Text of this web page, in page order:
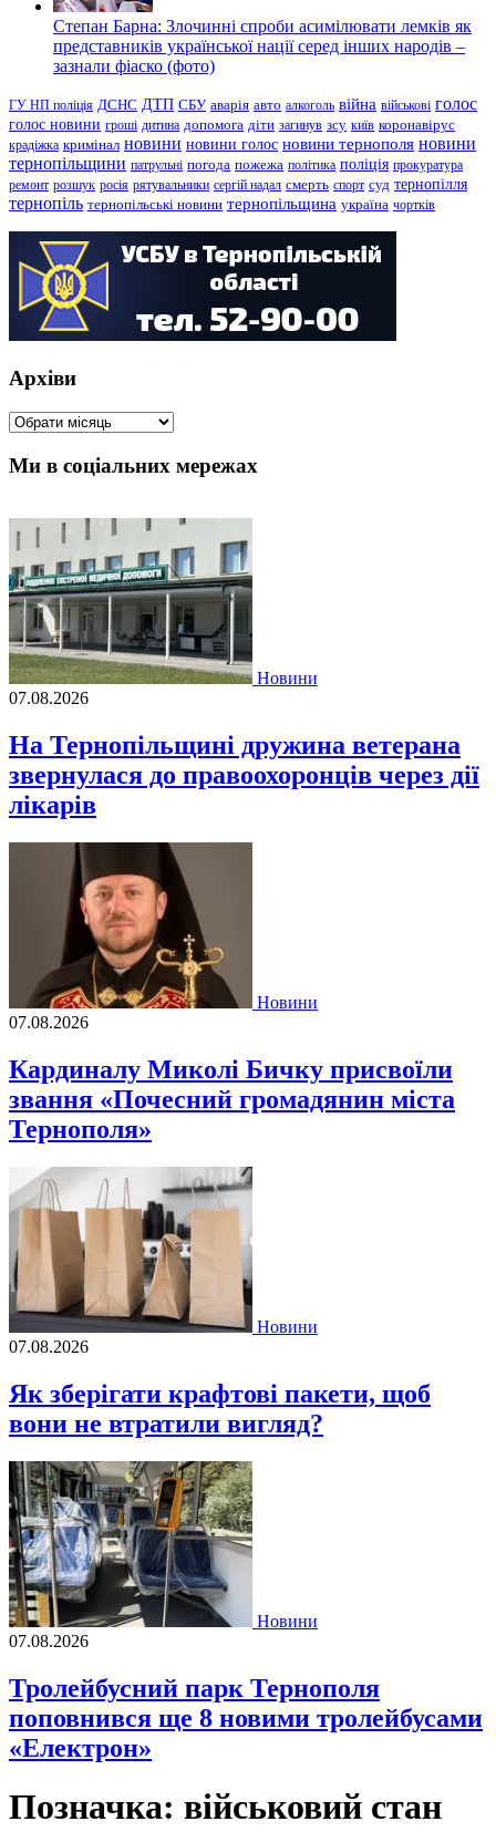
Степан Барна: Злочинні спроби асимілювати лемків як
представників української нації серед інших народів –
зазнали фіаско (фото)
ГУ НП поліція ДСНС ДТП СБУ аварія авто алкоголь війна військові голос
голос новини гроші дитина допомога діти загинув зсу київ коронавірус
крадіжка кримінал новини новини голос новини тернополя новини
тернопільщини патрульні погода пожежа політика поліція прокуратура
ремонт розшук росія рятувальники сергій надал смерть спорт суд тернопілля
тернопіль тернопільські новини тернопільщина україна чортків
Архіви
Архіви
Ми в соціальних мережах
Новини
07.08.2026
На Тернопільщині дружина ветерана
звернулася до правоохоронців через дії
лікарів
Новини
07.08.2026
Кардиналу Миколі Бичку присвоїли
звання «Почесний громадянин міста
Тернополя»
Новини
07.08.2026
Як зберігати крафтові пакети, щоб
вони не втратили вигляд?
Новини
07.08.2026
Тролейбусний парк Тернополя
поповнився ще 8 новими тролейбусами
«Електрон»
Позначка: військовий стан